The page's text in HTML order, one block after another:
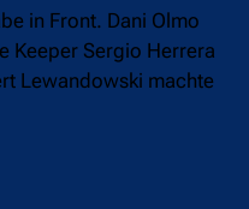
in Front. Dani Olmo
Keeper Sergio Herrera
Lewandowski machte